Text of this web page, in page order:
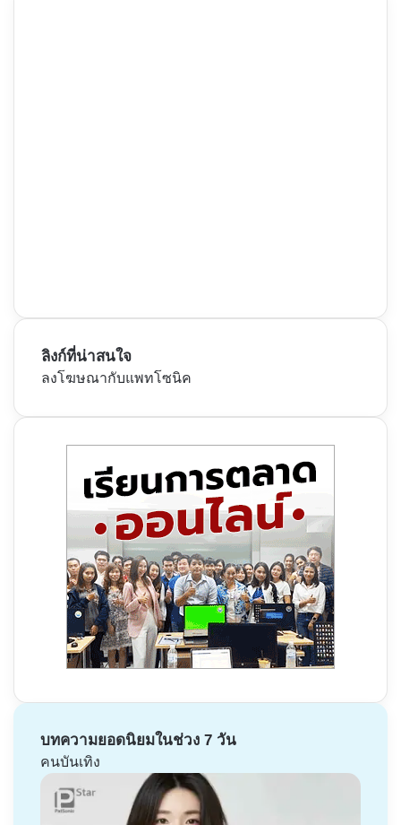
ลิงก์ที่น่าสนใจ
ลงโฆษณากับแพทโซนิค
บทความยอดนิยมในช่วง 7 วัน
คนบันเทิง